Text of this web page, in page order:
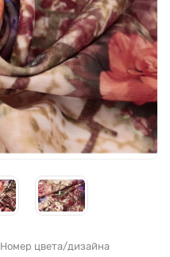
Номер цвета/дизайна